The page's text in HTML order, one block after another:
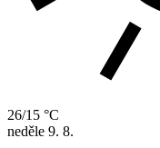
26/15 °C
neděle 9. 8.